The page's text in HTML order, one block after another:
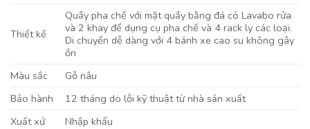
Thiết kế
Quầy pha chế với mặt quầy bằng đá có Lavabo rửa
và 2 khay để dụng cụ pha chế và 4 rack ly các loại.
Di chuyển dễ dàng với 4 bánh xe cao su không gây
ồn
Màu sắc
Gỗ nâu
Bảo hành
12 tháng do lỗi kỹ thuật từ nhà sản xuất
Xuất xứ
Nhập khẩu